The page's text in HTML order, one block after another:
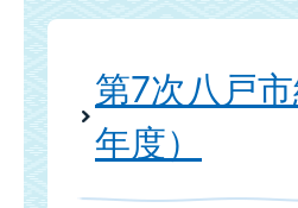
第7次八戸
年度）